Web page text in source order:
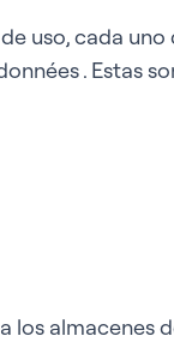
uso, cada uno
. Estas
los almacenes